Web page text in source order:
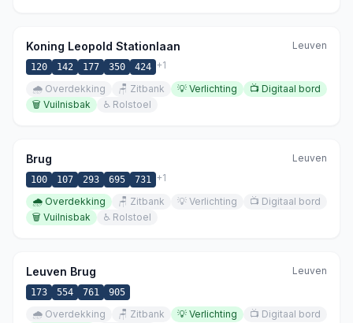
Koning Leopold Stationlaan Leuven
120 142 177 350 424 +1
🌧️ Overdekking 🪑 Zitbank 💡 Verlichting 📺 Digitaal bord
🗑️ Vuilnisbak ♿ Rolstoel
Brug Leuven
100 107 293 695 731 +1
🌧️ Overdekking 🪑 Zitbank 💡 Verlichting 📺 Digitaal bord
🗑️ Vuilnisbak ♿ Rolstoel
Leuven Brug Leuven
173 554 761 905
🌧️ Overdekking 🪑 Zitbank 💡 Verlichting 📺 Digitaal bord